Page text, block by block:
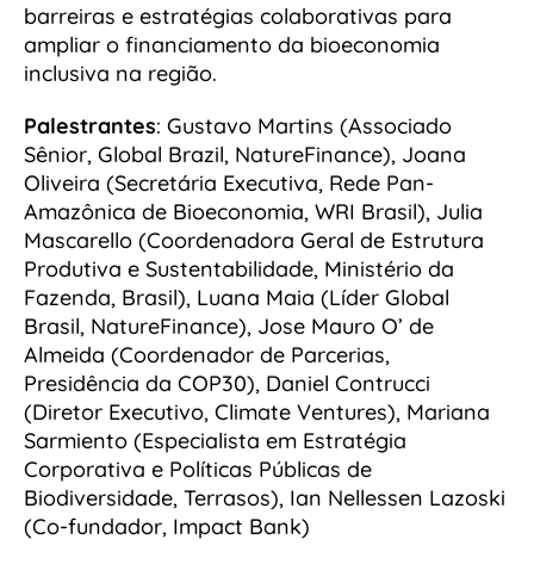
barreiras e estratégias colaborativas para
ampliar o financiamento da bioeconomia
inclusiva na região.
Palestrantes: Gustavo Martins (Associado
Sênior, Global Brazil, NatureFinance), Joana
Oliveira (Secretária Executiva, Rede Pan-
Amazônica de Bioeconomia, WRI Brasil), Julia
Mascarello (Coordenadora Geral de Estrutura
Produtiva e Sustentabilidade, Ministério da
Fazenda, Brasil), Luana Maia (Líder Global
Brasil, NatureFinance), Jose Mauro O’ de
Almeida (Coordenador de Parcerias,
Presidência da COP30), Daniel Contrucci
(Diretor Executivo, Climate Ventures), Mariana
Sarmiento (Especialista em Estratégia
Corporativa e Políticas Públicas de
Biodiversidade, Terrasos), Ian Nellessen Lazoski
(Co-fundador, Impact Bank)